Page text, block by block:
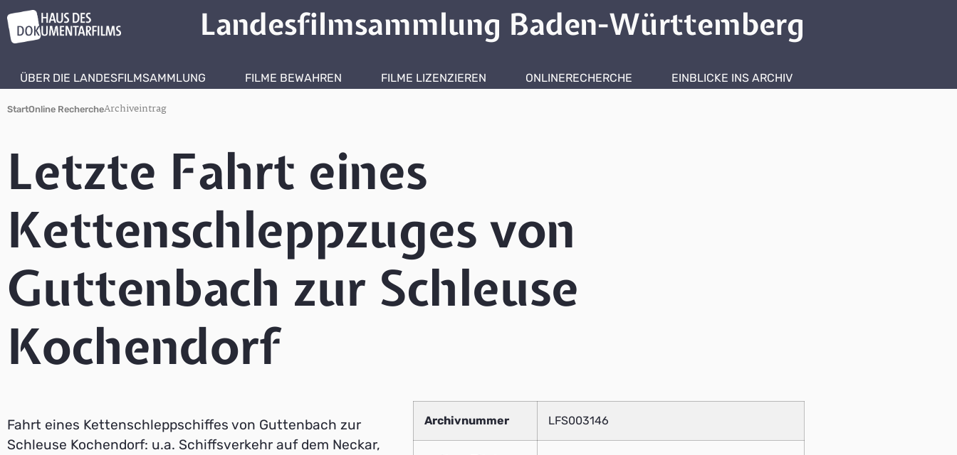
Landesfilmsammlung Baden-Württemberg
ÜBER DIE LANDESFILMSAMMLUNG FILME BEWAHREN FILME LIZENZIEREN ONLINERECHERCHE EINBLICKE INS ARCHIV
StartOnline RechercheArchiveintrag
Letzte Fahrt eines
Kettenschleppzuges von
Guttenbach zur Schleuse
Kochendorf
Fahrt eines Kettenschleppschiffes von Guttenbach zur
Schleuse Kochendorf: u.a. Schiffsverkehr auf dem Neckar,
Archivnummer LFS003146